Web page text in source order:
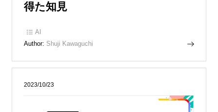
得た知見
AI
Author: Shuji Kawaguchi
2023/10/23